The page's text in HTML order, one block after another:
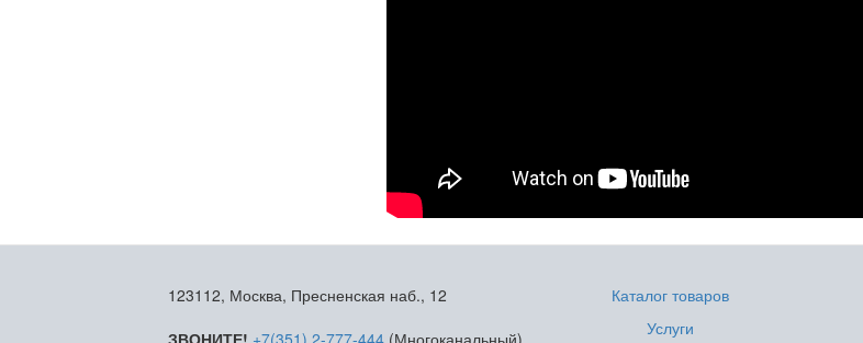
123112, Москва, Пресненская наб., 12
ЗВОНИТЕ! +7(351) 2-777-444 (Многоканальный)
Каталог товаров
Услуги